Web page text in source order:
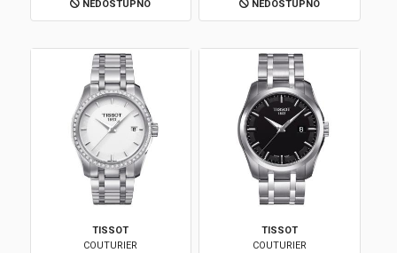
NEDOSTUPNO NEDOSTUPNO
TISSOT
COUTURIER
TISSOT
COUTURIER